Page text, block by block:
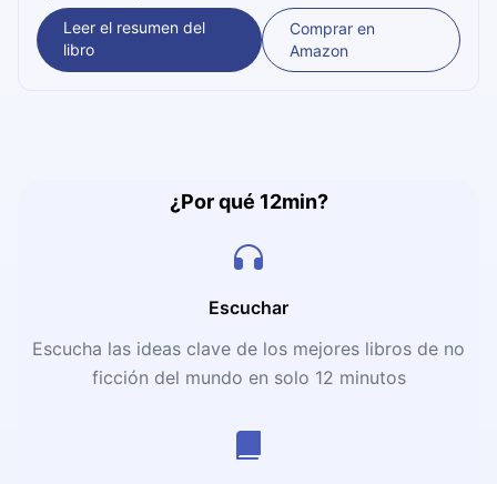
Las autoras Arielle Levitan y Romy Block sostienen que
también pueden ser buenos para ellas. Entonces,
¡mejoremos nuestra salud!
Leer el resumen del
libro
Comprar en
Amazon
¿Por qué 12min?
Escuchar
Escucha las ideas clave de los mejores libros de no
ficción del mundo en solo 12 minutos